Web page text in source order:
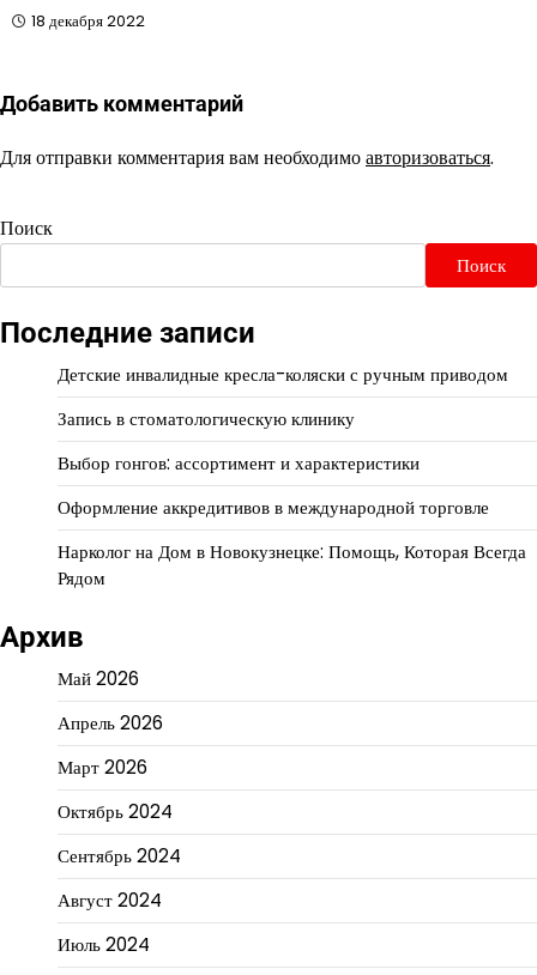
18 декабря 2022
Добавить комментарий
Для отправки комментария вам необходимоавторизоваться.
Поиск
Поиск
Последние записи
Детские инвалидные кресла-коляски с ручным приводом
Запись в стоматологическую клинику
Выбор гонгов: ассортимент и характеристики
Оформление аккредитивов в международной торговле
Нарколог на Дом в Новокузнецке: Помощь, Которая Всегда
Рядом
Архив
Май 2026
Апрель 2026
Март 2026
Октябрь 2024
Сентябрь 2024
Август 2024
Июль 2024